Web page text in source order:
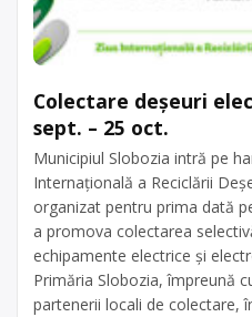
Colectare deșeuri
sept. – 25 oct.
Municipiul Slobozia intră pe
Internațională a Reciclării
organizat pentru prima dată
a promova colectarea
echipamente electrice și
Primăria Slobozia, împreună
partenerii locali de colectare,